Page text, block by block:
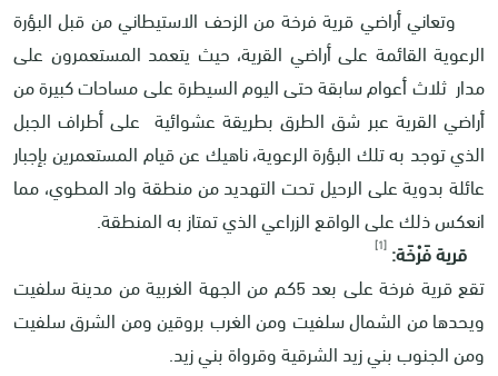
وتعاني أراضي قرية فرخة من الزحف الاستيطاني من قبل البؤرة
الرعوية القائمة على أراضي القرية، حيث يتعمد المستعمرون على
مدار ثلاث أعوام سابقة حتى اليوم السيطرة على مساحات كبيرة من
أراضي القرية عبر شق الطرق بطريقة عشوائية على أطراف الجبل
الذي توجد به تلك البؤرة الرعوية، ناهيك عن قيام المستعمرين بإجبار
عائلة بدوية على الرحيل تحت التهديد من منطقة واد المطوي، مما
انعكس ذلك على الواقع الزراعي الذي تمتاز به المنطقة.
قرية فَرْخَة: [1]
تقع قرية فرخة على بعد 5كم من الجهة الغربية من مدينة سلفيت
ويحدها من الشمال سلفيت ومن الغرب بروقين ومن الشرق سلفيت
ومن الجنوب بني زيد الشرقية وقرواة بني زيد.